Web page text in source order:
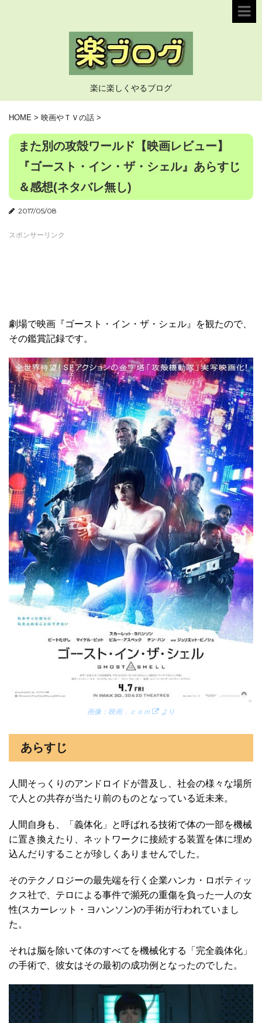
楽に楽しくやるブログ
HOME > 映画やＴＶの話 >
また別の攻殻ワールド【映画レビュー】
『ゴースト・イン・ザ・シェル』あらすじ
＆感想(ネタバレ無し)
2017/05/08
スポンサーリンク
劇場で映画『ゴースト・イン・ザ・シェル』を観たので、
その鑑賞記録です。
画像： 映画．ｃｏｍ より
あらすじ
人間そっくりのアンドロイドが普及し、社会の様々な場所
で人との共存が当たり前のものとなっている近未来。
人間自身も、「義体化」と呼ばれる技術で体の一部を機械
に置き換えたり、ネットワークに接続する装置を体に埋め
込んだりすることが珍しくありませんでした。
そのテクノロジーの最先端を行く企業ハンカ・ロボティッ
クス社で、テロによる事件で瀕死の重傷を負った一人の女
性(スカーレット・ヨハンソン)の手術が行われていまし
た。
それは脳を除いて体のすべてを機械化する「完全義体化」
の手術で、彼女はその最初の成功例となったのでした。